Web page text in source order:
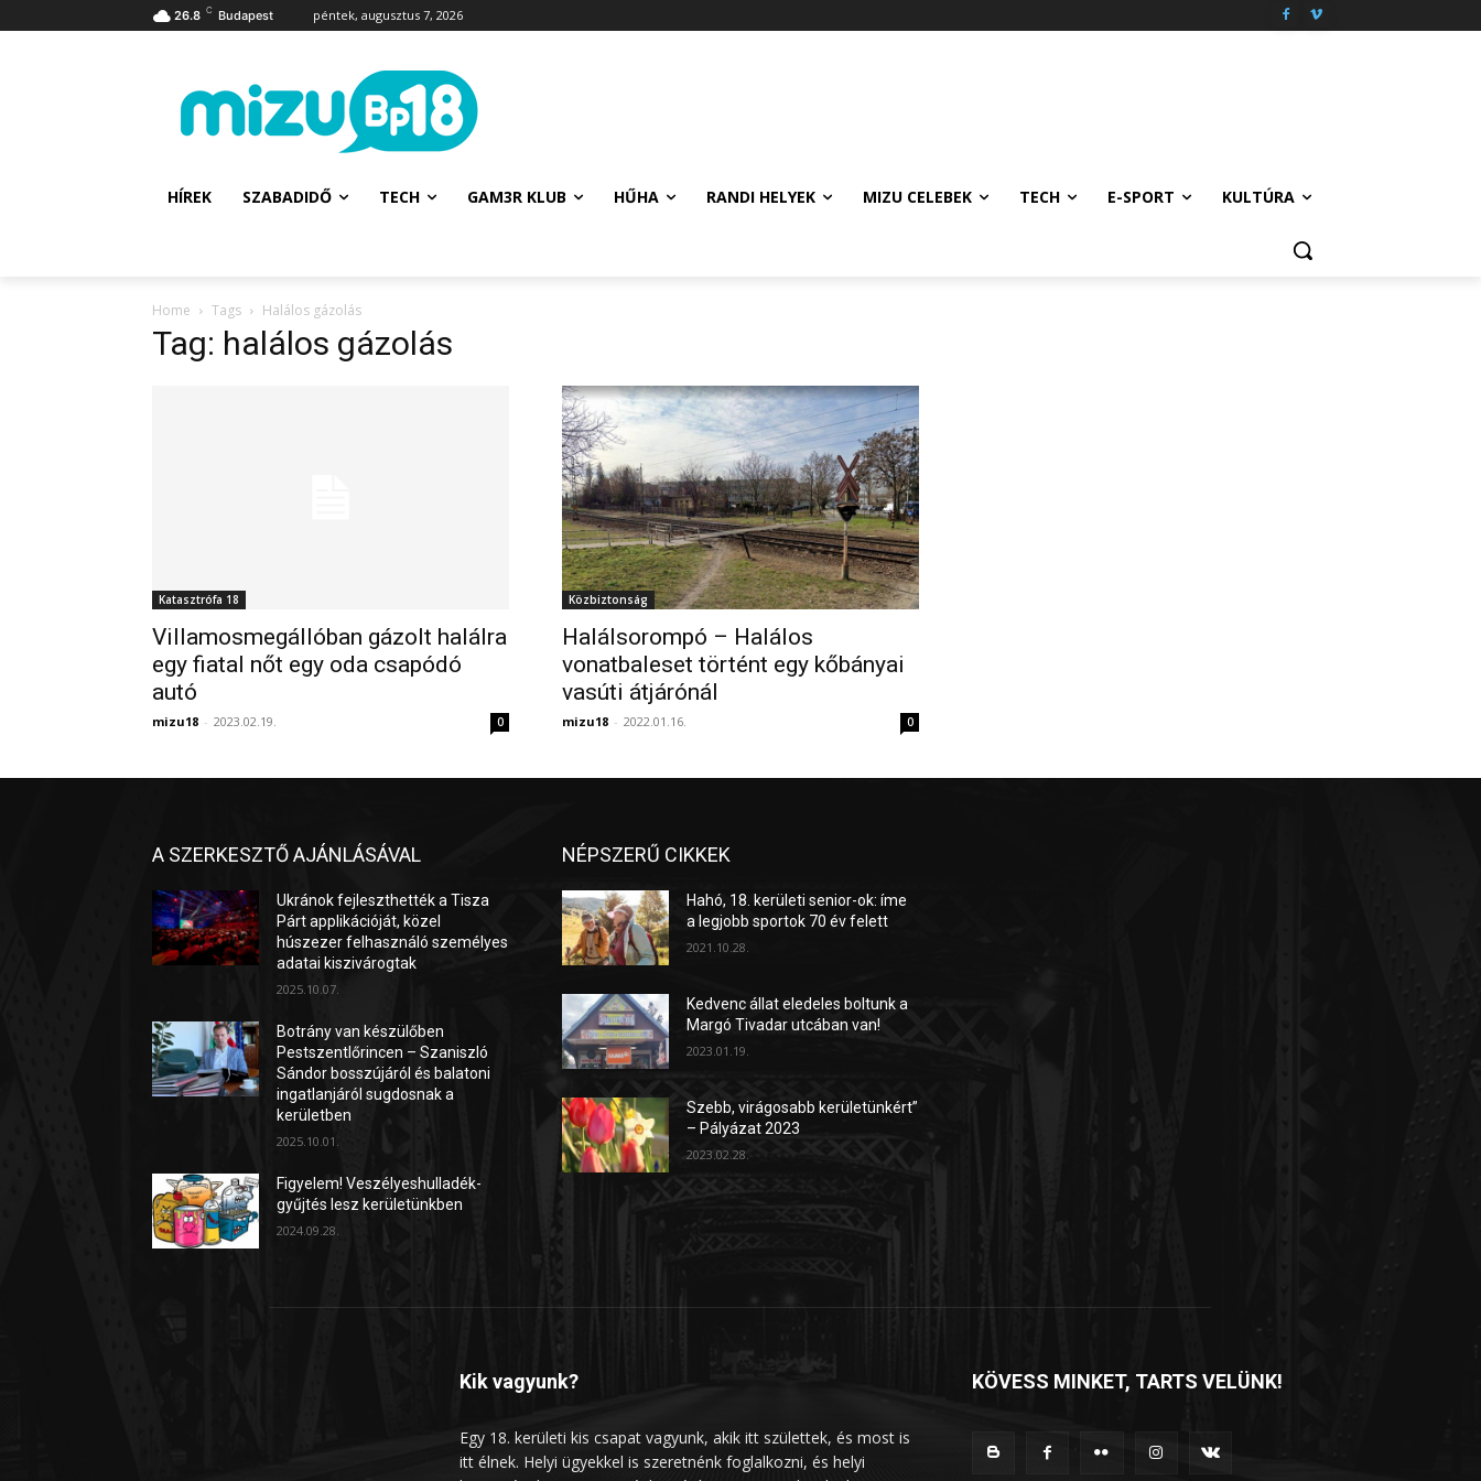
26.8 C Budapest péntek, augusztus 7, 2026
HÍREK SZABADIDŐ TECH GAM3R KLUB HŰHA RANDI HELYEK MIZU CELEBEK TECH E-SPORT KULTÚRA
Home Tags Halálos gázolás
Tag: halálos gázolás
Katasztrófa 18
Villamosmegállóban gázolt halálra
egy fiatal nőt egy oda csapódó
autó
mizu18 - 2023.02.19. 0
Közbiztonság
Halálsorompó – Halálos
vonatbaleset történt egy kőbányai
vasúti átjárónál
mizu18 - 2022.01.16. 0
A SZERKESZTŐ AJÁNLÁSÁVAL
Ukránok fejleszthették a Tisza
Párt applikációját, közel
húszezer felhasználó személyes
adatai kiszivárogtak
2025.10.07.
Botrány van készülőben
Pestszentlőrincen – Szaniszló
Sándor bosszújáról és balatoni
ingatlanjáról sugdosnak a
kerületben
2025.10.01.
Figyelem! Veszélyeshulladék-
gyűjtés lesz kerületünkben
2024.09.28.
NÉPSZERŰ CIKKEK
Hahó, 18. kerületi senior-ok: íme
a legjobb sportok 70 év felett
2021.10.28.
Kedvenc állat eledeles boltunk a
Margó Tivadar utcában van!
2023.01.19.
Szebb, virágosabb kerületünkért”
– Pályázat 2023
2023.02.28.
Kik vagyunk?
Egy 18. kerületi kis csapat vagyunk, akik itt születtek, és most is
itt élnek. Helyi ügyekkel is szeretnénk foglalkozni, és helyi
KÖVESS MINKET, TARTS VELÜNK!